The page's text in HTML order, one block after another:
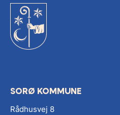
SORØ KOMMUNE
Rådhusvej 8